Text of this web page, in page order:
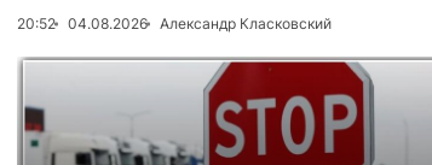
20:52 04.08.2026 Александр Класковский